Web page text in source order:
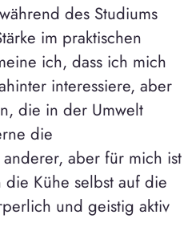
des Studiums
im praktischen
ich, dass ich mich
interessiere, aber
die in der Umwelt
die
aber für mich ist
die Kühe selbst auf die
und geistig aktiv